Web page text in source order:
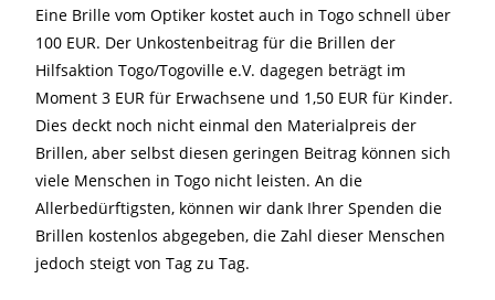
Eine Brille vom Optiker kostet auch in Togo schnell über
100 EUR. Der Unkostenbeitrag für die Brillen der
Hilfsaktion Togo/Togoville e.V. dagegen beträgt im
Moment 3 EUR für Erwachsene und 1,50 EUR für Kinder.
Dies deckt noch nicht einmal den Materialpreis der
Brillen, aber selbst diesen geringen Beitrag können sich
viele Menschen in Togo nicht leisten. An die
Allerbedürftigsten, können wir dank Ihrer Spenden die
Brillen kostenlos abgegeben, die Zahl dieser Menschen
jedoch steigt von Tag zu Tag.